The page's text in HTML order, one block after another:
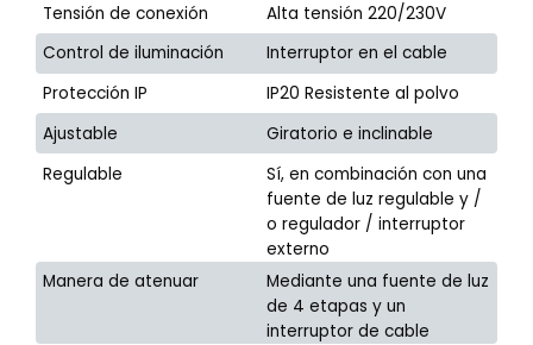
Tensión de conexión
Alta tensión 220/230V
Control de iluminación
Interruptor en el cable
Protección IP
IP20 Resistente al polvo
Ajustable
Giratorio e inclinable
Regulable
Sí, en combinación con una
fuente de luz regulable y /
o regulador / interruptor
externo
Manera de atenuar
Mediante una fuente de luz
de 4 etapas y un
interruptor de cable